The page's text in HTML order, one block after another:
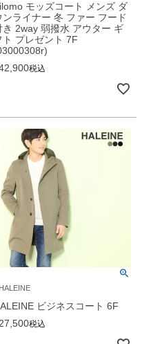
モッズコート メンズ ダ
ンライナー 冬 ファー フード
き 2way 弱撥水 アウター ギ
ト プレゼント 7F
税込
HALEINE
ビジネスコート 6F
27,500税込